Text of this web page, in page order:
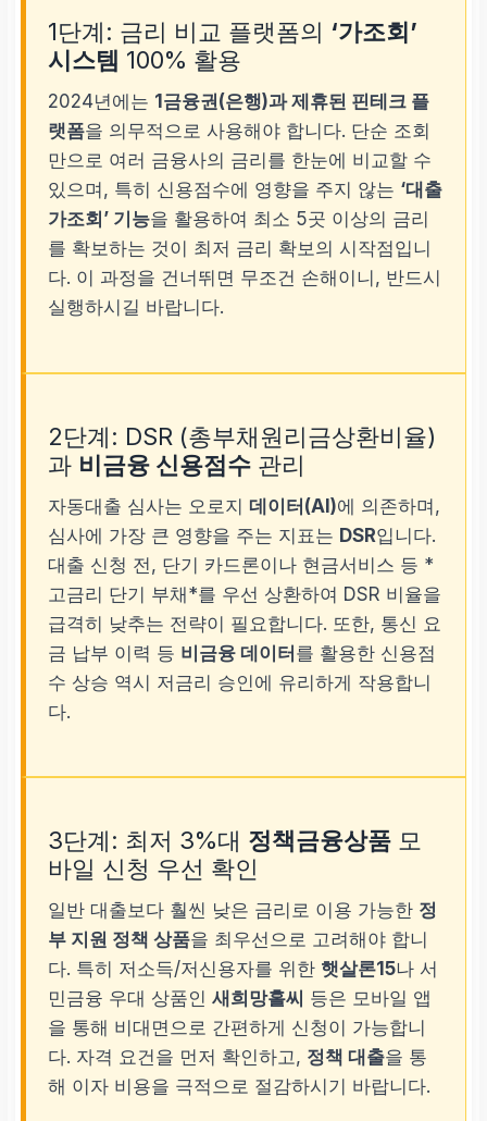
1단계: 금리 비교 플랫폼의 ‘가조회’
시스템 100% 활용
2024년에는 1금융권(은행)과 제휴된 핀테크 플
랫폼을 의무적으로 사용해야 합니다. 단순 조회
만으로 여러 금융사의 금리를 한눈에 비교할 수
있으며, 특히 신용점수에 영향을 주지 않는 ‘대출
가조회’ 기능을 활용하여 최소 5곳 이상의 금리
를 확보하는 것이 최저 금리 확보의 시작점입니
다. 이 과정을 건너뛰면 무조건 손해이니, 반드시
실행하시길 바랍니다.
2단계: DSR (총부채원리금상환비율)
과 비금융 신용점수 관리
자동대출 심사는 오로지 데이터(AI)에 의존하며,
심사에 가장 큰 영향을 주는 지표는 DSR입니다.
대출 신청 전, 단기 카드론이나 현금서비스 등 *
고금리 단기 부채*를 우선 상환하여 DSR 비율을
급격히 낮추는 전략이 필요합니다. 또한, 통신 요
금 납부 이력 등 비금융 데이터를 활용한 신용점
수 상승 역시 저금리 승인에 유리하게 작용합니
다.
3단계: 최저 3%대 정책금융상품 모
바일 신청 우선 확인
일반 대출보다 훨씬 낮은 금리로 이용 가능한 정
부 지원 정책 상품을 최우선으로 고려해야 합니
다. 특히 저소득/저신용자를 위한 햇살론15나 서
민금융 우대 상품인 새희망홀씨 등은 모바일 앱
을 통해 비대면으로 간편하게 신청이 가능합니
다. 자격 요건을 먼저 확인하고, 정책 대출을 통
해 이자 비용을 극적으로 절감하시기 바랍니다.